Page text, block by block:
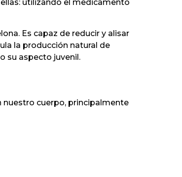
utilizando el medicamento
Es capaz de reducir y alisar
la producción natural de
su aspecto juvenil.
nuestro cuerpo, principalmente